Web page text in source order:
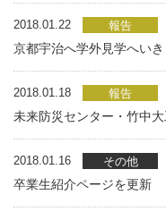
2018.01.22 報告
京都宇治へ学外見学へいき
2018.01.18 報告
未来防災センター・竹中
2018.01.16 その他
卒業生紹介ページを更新